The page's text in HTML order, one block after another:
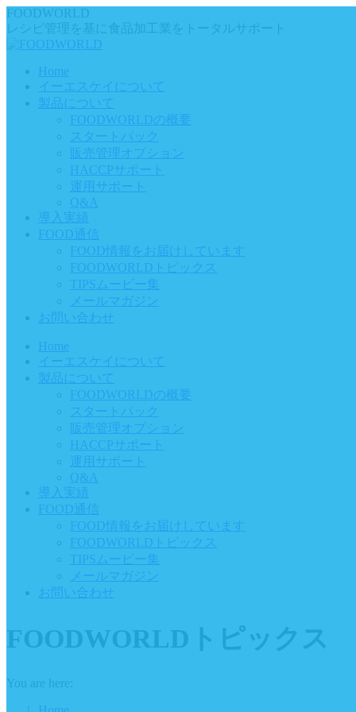
Skip
to
content
FOODWORLD
レシピ管理を基に食品加工業をトータルサポート
Home
イーエスケイについて
製品について
FOODWORLDの概要
スタートパック
販売管理オプション
HACCPサポート
運用サポート
Q&A
導入実績
FOOD通信
FOOD情報をお届けしています
FOODWORLDトピックス
TIPSムービー集
メールマガジン
お問い合わせ
Home
イーエスケイについて
製品について
FOODWORLDの概要
スタートパック
販売管理オプション
HACCPサポート
運用サポート
Q&A
導入実績
FOOD通信
FOOD情報をお届けしています
FOODWORLDトピックス
TIPSムービー集
メールマガジン
お問い合わせ
FOODWORLDトピックス
You are here: